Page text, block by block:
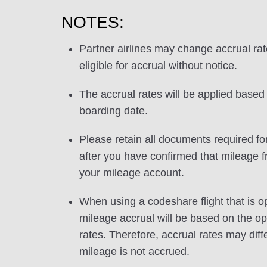
NOTES:
Partner airlines may change accrual
eligible for accrual without notice.
The accrual rates will be applied
boarding date.
Please retain all documents required
after you have confirmed that mileage
your mileage account.
When using a codeshare flight that is
mileage accrual will be based on the
rates. Therefore, accrual rates may
mileage is not accrued.